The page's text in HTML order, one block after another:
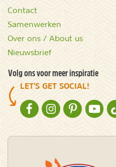
Contact
Samenwerken
Over ons / About us
Nieuwsbrief
Volg ons voor meer inspiratie
LET'S GET SOCIAL!
NATURESCANNER OP
NATURESCANNER